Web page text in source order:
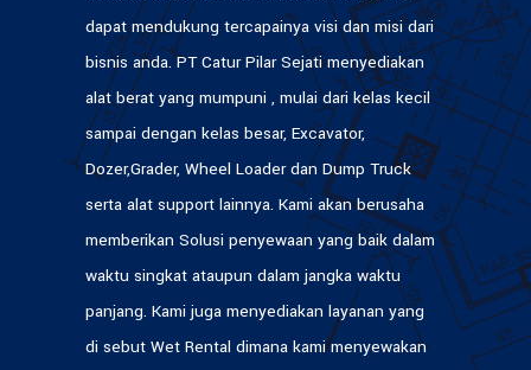
dapat mendukung tercapainya visi dan misi dari
bisnis anda. PT Catur Pilar Sejati menyediakan
alat berat yang mumpuni , mulai dari kelas kecil
sampai dengan kelas besar, Excavator,
Dozer,Grader, Wheel Loader dan Dump Truck
serta alat support lainnya. Kami akan berusaha
memberikan Solusi penyewaan yang baik dalam
waktu singkat ataupun dalam jangka waktu
panjang. Kami juga menyediakan layanan yang
di sebut Wet Rental dimana kami menyewakan